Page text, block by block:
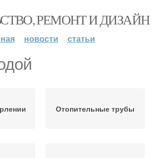
РЕМОНТ И ДИЗАЙН
новости статьи
Отопительные трубы